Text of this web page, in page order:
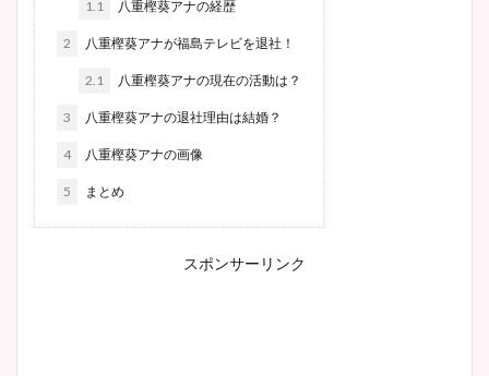
1.1 八重樫葵アナの経歴
2 八重樫葵アナが福島テレビを退社！
2.1 八重樫葵アナの現在の活動は？
3 八重樫葵アナの退社理由は結婚？
4 八重樫葵アナの画像
5 まとめ
スポンサーリンク